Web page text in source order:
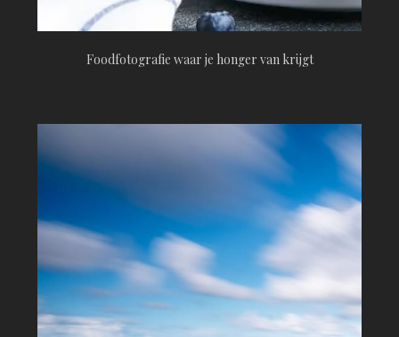
Foodfotografie waar je honger van krijgt